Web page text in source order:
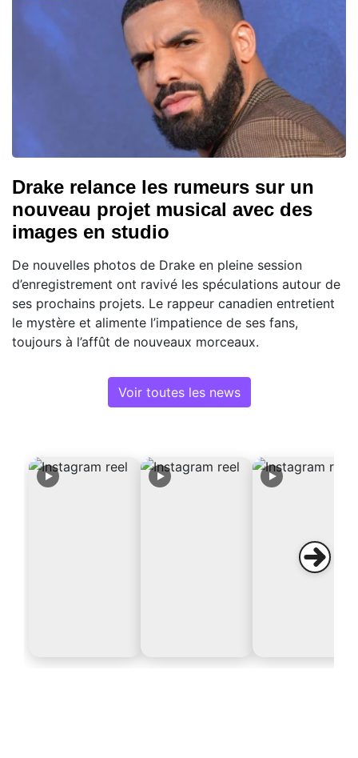
Drake relance les rumeurs sur un
nouveau projet musical avec des
images en studio
De nouvelles photos de Drake en pleine session
d’enregistrement ont ravivé les spéculations autour de
ses prochains projets. Le rappeur canadien entretient
le mystère et alimente l’impatience de ses fans,
toujours à l’affût de nouveaux morceaux.
Voir toutes les news